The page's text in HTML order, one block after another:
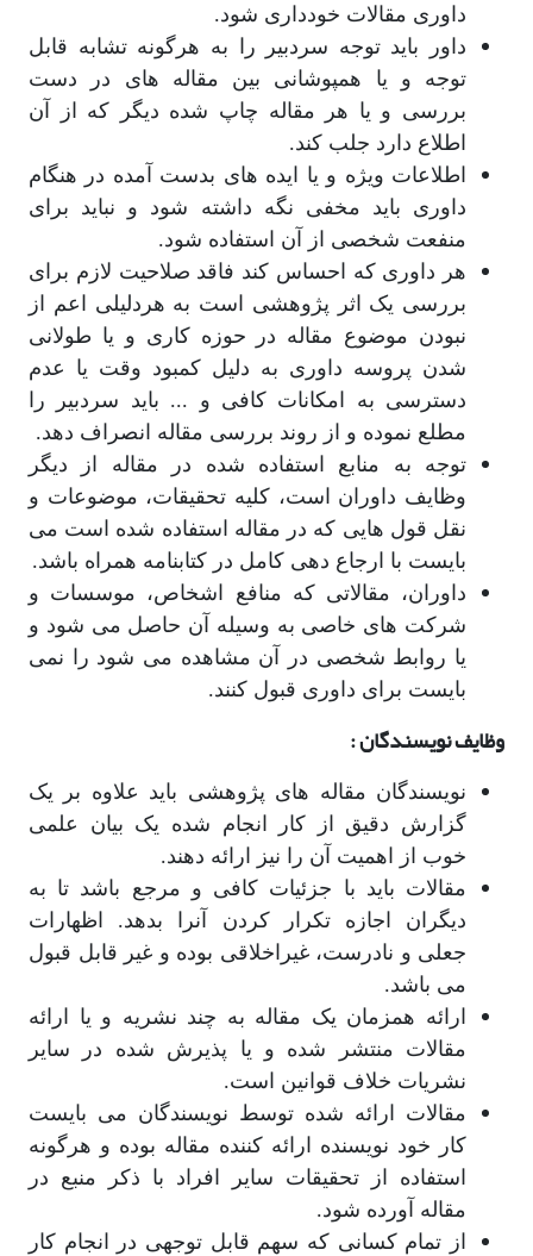
داوری مقالات خودداری شود.
داور باید توجه سردبیر را به هرگونه تشابه قابل
توجه و یا همپوشانی بین مقاله های در دست
بررسی و یا هر مقاله چاپ شده دیگر که از آن
اطلاع دارد جلب کند.
اطلاعات ویژه و یا ایده های بدست آمده در هنگام
داوری باید مخفی نگه داشته شود و نباید برای
منفعت شخصی از آن استفاده شود.
هر داوری که احساس کند فاقد صلاحیت لازم برای
بررسی یک اثر پژوهشی است به هردلیلی اعم از
نبودن موضوع مقاله در حوزه کاری و یا طولانی
شدن پروسه داوری به دلیل کمبود وقت یا عدم
دسترسی به امکانات کافی و ... باید سردبیر را
مطلع نموده و از روند بررسی مقاله انصراف دهد.
توجه به منابع استفاده شده در مقاله از دیگر
وظایف داوران است، کلیه تحقیقات، موضوعات و
نقل قول هایی که در مقاله استفاده شده است می
بایست با ارجاع دهی کامل در کتابنامه همراه باشد.
داوران، مقالاتی که منافع اشخاص، موسسات و
شرکت های خاصی به وسیله آن حاصل می شود و
یا روابط شخصی در آن مشاهده می شود را نمی
بایست برای داوری قبول کنند.
وظایف نویسندگان :
نویسندگان مقاله های پژوهشی باید علاوه بر یک
گزارش دقیق از کار انجام شده یک بیان علمی
خوب از اهمیت آن را نیز ارائه دهند.
مقالات باید با جزئیات کافی و مرجع باشد تا به
دیگران اجازه تکرار کردن آنرا بدهد. اظهارات
جعلی و نادرست، غیراخلاقی بوده و غیر قابل قبول
می باشد.
ارائه همزمان یک مقاله به چند نشریه و یا ارائه
مقالات منتشر شده و یا پذیرش شده در سایر
نشریات خلاف قوانین است.
مقالات ارائه شده توسط نویسندگان می بایست
کار خود نویسنده ارائه کننده مقاله بوده و هرگونه
استفاده از تحقیقات سایر افراد با ذکر منبع در
مقاله آورده شود.
از تمام کسانی که سهم قابل توجهی در انجام کار